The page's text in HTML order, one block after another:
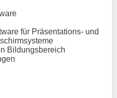
für Präsentations- und
Bildungsbereich